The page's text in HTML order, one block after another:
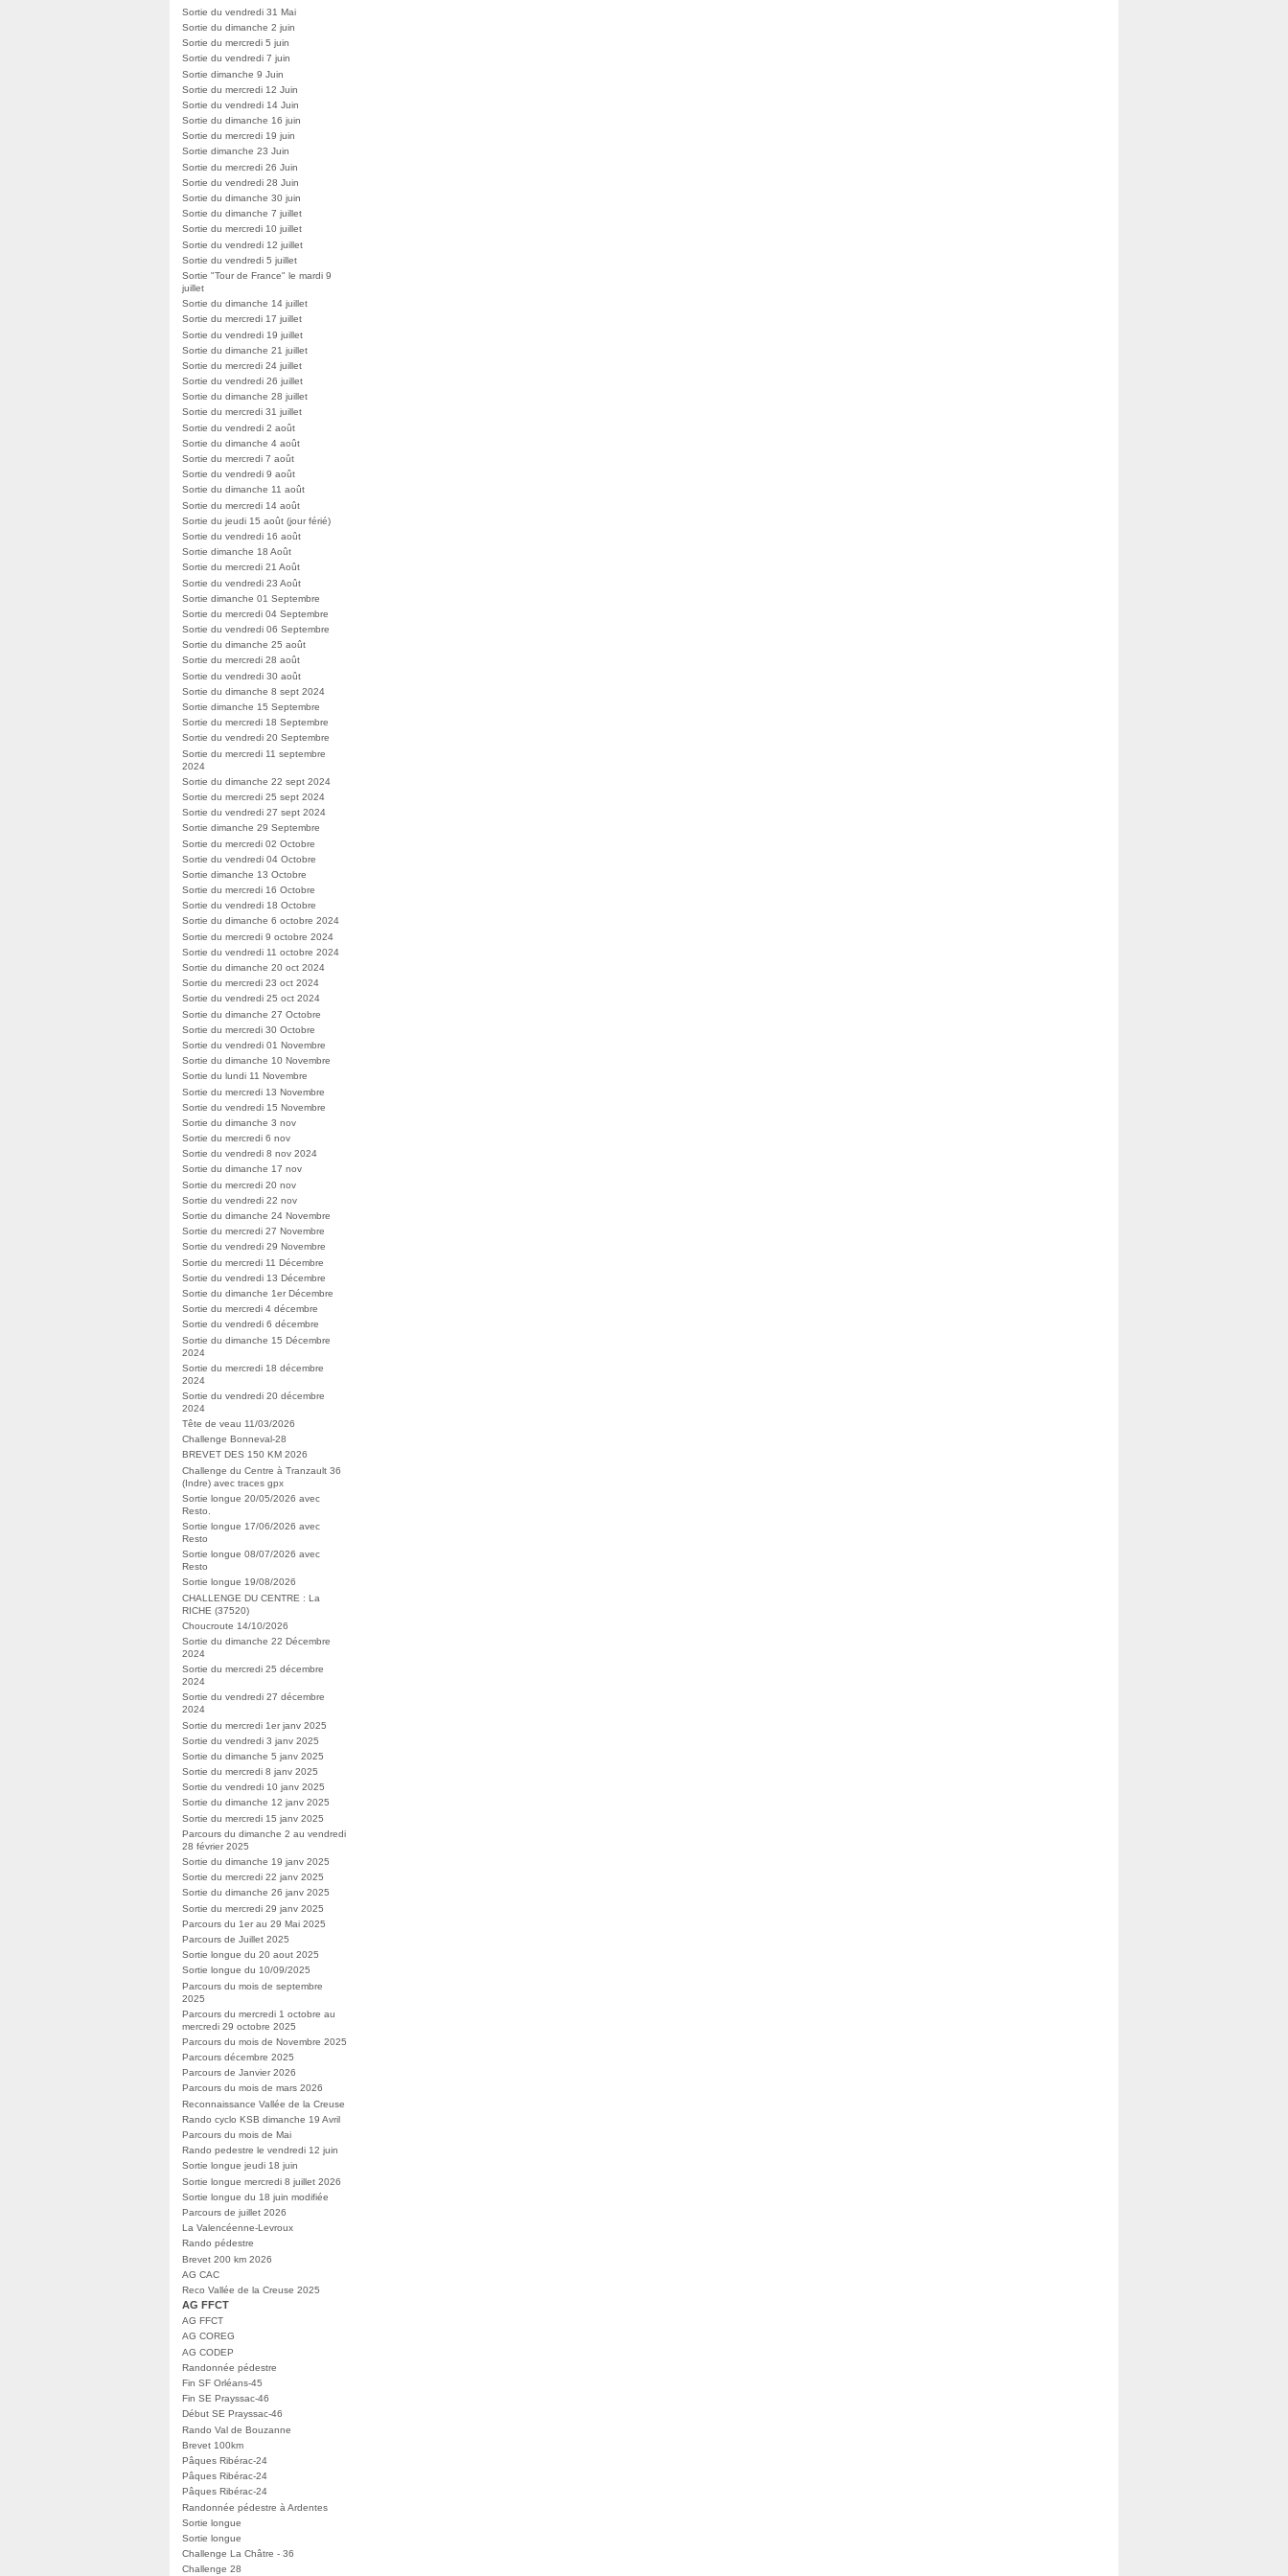
Sortie du vendredi 31 Mai
Sortie du dimanche 2 juin
Sortie du mercredi 5 juin
Sortie du vendredi 7 juin
Sortie dimanche 9 Juin
Sortie du mercredi 12 Juin
Sortie du vendredi 14 Juin
Sortie du dimanche 16 juin
Sortie du mercredi 19 juin
Sortie dimanche 23 Juin
Sortie du mercredi 26 Juin
Sortie du vendredi 28 Juin
Sortie du dimanche 30 juin
Sortie du dimanche 7 juillet
Sortie du mercredi 10 juillet
Sortie du vendredi 12 juillet
Sortie du vendredi 5 juillet
Sortie "Tour de France" le mardi 9
juillet
Sortie du dimanche 14 juillet
Sortie du mercredi 17 juillet
Sortie du vendredi 19 juillet
Sortie du dimanche 21 juillet
Sortie du mercredi 24 juillet
Sortie du vendredi 26 juillet
Sortie du dimanche 28 juillet
Sortie du mercredi 31 juillet
Sortie du vendredi 2 août
Sortie du dimanche 4 août
Sortie du mercredi 7 août
Sortie du vendredi 9 août
Sortie du dimanche 11 août
Sortie du mercredi 14 août
Sortie du jeudi 15 août (jour férié)
Sortie du vendredi 16 août
Sortie dimanche 18 Août
Sortie du mercredi 21 Août
Sortie du vendredi 23 Août
Sortie dimanche 01 Septembre
Sortie du mercredi 04 Septembre
Sortie du vendredi 06 Septembre
Sortie du dimanche 25 août
Sortie du mercredi 28 août
Sortie du vendredi 30 août
Sortie du dimanche 8 sept 2024
Sortie dimanche 15 Septembre
Sortie du mercredi 18 Septembre
Sortie du vendredi 20 Septembre
Sortie du mercredi 11 septembre
2024
Sortie du dimanche 22 sept 2024
Sortie du mercredi 25 sept 2024
Sortie du vendredi 27 sept 2024
Sortie dimanche 29 Septembre
Sortie du mercredi 02 Octobre
Sortie du vendredi 04 Octobre
Sortie dimanche 13 Octobre
Sortie du mercredi 16 Octobre
Sortie du vendredi 18 Octobre
Sortie du dimanche 6 octobre 2024
Sortie du mercredi 9 octobre 2024
Sortie du vendredi 11 octobre 2024
Sortie du dimanche 20 oct 2024
Sortie du mercredi 23 oct 2024
Sortie du vendredi 25 oct 2024
Sortie du dimanche 27 Octobre
Sortie du mercredi 30 Octobre
Sortie du vendredi 01 Novembre
Sortie du dimanche 10 Novembre
Sortie du lundi 11 Novembre
Sortie du mercredi 13 Novembre
Sortie du vendredi 15 Novembre
Sortie du dimanche 3 nov
Sortie du mercredi 6 nov
Sortie du vendredi 8 nov 2024
Sortie du dimanche 17 nov
Sortie du mercredi 20 nov
Sortie du vendredi 22 nov
Sortie du dimanche 24 Novembre
Sortie du mercredi 27 Novembre
Sortie du vendredi 29 Novembre
Sortie du mercredi 11 Décembre
Sortie du vendredi 13 Décembre
Sortie du dimanche 1er Décembre
Sortie du mercredi 4 décembre
Sortie du vendredi 6 décembre
Sortie du dimanche 15 Décembre
2024
Sortie du mercredi 18 décembre
2024
Sortie du vendredi 20 décembre
2024
Tête de veau 11/03/2026
Challenge Bonneval-28
BREVET DES 150 KM 2026
Challenge du Centre à Tranzault 36
(Indre) avec traces gpx
Sortie longue 20/05/2026 avec
Resto.
Sortie longue 17/06/2026 avec
Resto
Sortie longue 08/07/2026 avec
Resto
Sortie longue 19/08/2026
CHALLENGE DU CENTRE : La
RICHE (37520)
Choucroute 14/10/2026
Sortie du dimanche 22 Décembre
2024
Sortie du mercredi 25 décembre
2024
Sortie du vendredi 27 décembre
2024
Sortie du mercredi 1er janv 2025
Sortie du vendredi 3 janv 2025
Sortie du dimanche 5 janv 2025
Sortie du mercredi 8 janv 2025
Sortie du vendredi 10 janv 2025
Sortie du dimanche 12 janv 2025
Sortie du mercredi 15 janv 2025
Parcours du dimanche 2 au vendredi
28 février 2025
Sortie du dimanche 19 janv 2025
Sortie du mercredi 22 janv 2025
Sortie du dimanche 26 janv 2025
Sortie du mercredi 29 janv 2025
Parcours du 1er au 29 Mai 2025
Parcours de Juillet 2025
Sortie longue du 20 aout 2025
Sortie longue du 10/09/2025
Parcours du mois de septembre
2025
Parcours du mercredi 1 octobre au
mercredi 29 octobre 2025
Parcours du mois de Novembre 2025
Parcours décembre 2025
Parcours de Janvier 2026
Parcours du mois de mars 2026
Reconnaissance Vallée de la Creuse
Rando cyclo KSB dimanche 19 Avril
Parcours du mois de Mai
Rando pedestre le vendredi 12 juin
Sortie longue jeudi 18 juin
Sortie longue mercredi 8 juillet 2026
Sortie longue du 18 juin modifiée
Parcours de juillet 2026
La Valencéenne-Levroux
Rando pédestre
Brevet 200 km 2026
AG CAC
Reco Vallée de la Creuse 2025
AG FFCT
AG FFCT
AG COREG
AG CODEP
Randonnée pédestre
Fin SF Orléans-45
Fin SE Prayssac-46
Début SE Prayssac-46
Rando Val de Bouzanne
Brevet 100km
Pâques Ribérac-24
Pâques Ribérac-24
Pâques Ribérac-24
Randonnée pédestre à Ardentes
Sortie longue
Sortie longue
Challenge La Châtre - 36
Challenge 28